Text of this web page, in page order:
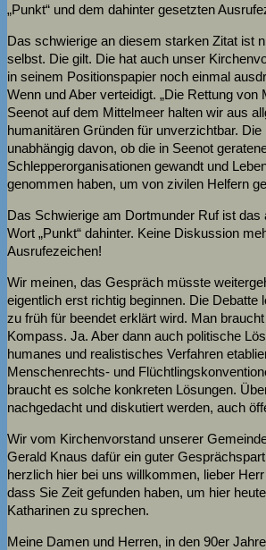
„Punkt“ und dem dahinter gesetzten
Das schwierige an diesem starken Zitat ist
selbst. Die gilt. Die hat auch unser
in seinem Positionspapier noch einmal
Wenn und Aber verteidigt. „Die Rettung von
Seenot auf dem Mittelmeer halten wir aus
humanitären Gründen für unverzichtbar.
unabhängig davon, ob die in Seenot
Schlepperorganisationen gewandt und
genommen haben, um von zivilen Helfern
Das Schwierige am Dortmunder Ruf ist das
Wort „Punkt“ dahinter. Keine Diskussion
Ausrufezeichen!
Wir meinen, das Gespräch müsste
eigentlich erst richtig beginnen. Die Debatte
zu früh für beendet erklärt wird. Man
Kompass. Ja. Aber dann auch politische
humanes und realistisches Verfahren
Menschenrechts- und
braucht es solche konkreten Lösungen.
nachgedacht und diskutiert werden, auch
Wir vom Kirchenvorstand unserer
Gerald Knaus dafür ein guter
herzlich hier bei uns willkommen, lieber
dass Sie Zeit gefunden haben, um hier
Katharinen zu sprechen.
Meine Damen und Herren, in den 90er